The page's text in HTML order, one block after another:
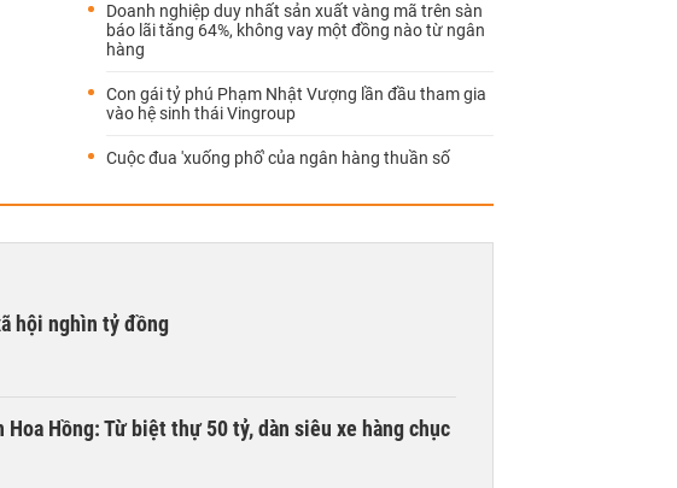
Doanh nghiệp duy nhất sản xuất vàng mã trên sàn
báo lãi tăng 64%, không vay một đồng nào từ ngân
hàng
Con gái tỷ phú Phạm Nhật Vượng lần đầu tham gia
vào hệ sinh thái Vingroup
Cuộc đua 'xuống phố' của ngân hàng thuần số
hội nghìn tỷ đồng
Hồng: Từ biệt thự 50 tỷ, dàn siêu xe hàng chục